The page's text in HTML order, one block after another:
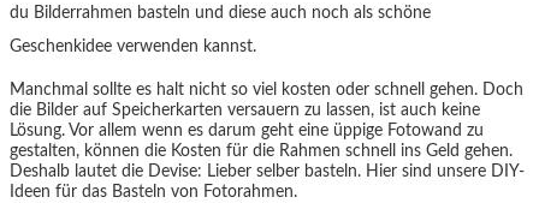
du Bilderrahmen basteln und diese auch noch als schöne
Geschenkidee verwenden kannst.
Manchmal sollte es halt nicht so viel kosten oder schnell gehen. Doch
die Bilder auf Speicherkarten versauern zu lassen, ist auch keine
Lösung. Vor allem wenn es darum geht eine üppige Fotowand zu
gestalten, können die Kosten für die Rahmen schnell ins Geld gehen.
Deshalb lautet die Devise: Lieber selber basteln. Hier sind unsere DIY-
Ideen für das Basteln von Fotorahmen.